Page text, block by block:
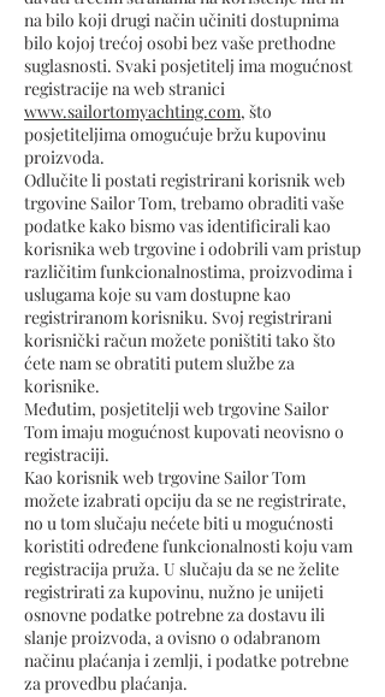
na bilo koji drugi način učiniti dostupnima
bilo kojoj trećoj osobi bez vaše prethodne
suglasnosti. Svaki posjetitelj ima mogućnost
registracije na web stranici
www.sailortomyachting.com, što
posjetiteljima omogućuje bržu kupovinu
proizvoda.
Odlučite li postati registrirani korisnik web
trgovine Sailor Tom, trebamo obraditi vaše
podatke kako bismo vas identificirali kao
korisnika web trgovine i odobrili vam pristup
različitim funkcionalnostima, proizvodima i
uslugama koje su vam dostupne kao
registriranom korisniku. Svoj registrirani
korisnički račun možete poništiti tako što
ćete nam se obratiti putem službe za
korisnike.
Međutim, posjetitelji web trgovine Sailor
Tom imaju mogućnost kupovati neovisno o
registraciji.
Kao korisnik web trgovine Sailor Tom
možete izabrati opciju da se ne registrirate,
no u tom slučaju nećete biti u mogućnosti
koristiti određene funkcionalnosti koju vam
registracija pruža. U slučaju da se ne želite
registrirati za kupovinu, nužno je unijeti
osnovne podatke potrebne za dostavu ili
slanje proizvoda, a ovisno o odabranom
načinu plaćanja i zemlji, i podatke potrebne
za provedbu plaćanja.